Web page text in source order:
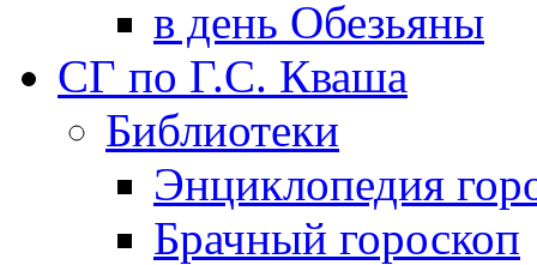
в день Обезьяны
СГ по Г.С. Кваша
Библиотеки
Энциклопедия
Брачный гороскоп